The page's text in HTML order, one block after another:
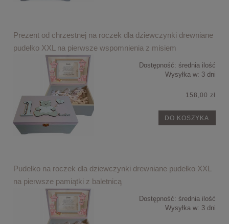
Prezent od chrzestnej na roczek dla dziewczynki drewniane
pudełko XXL na pierwsze wspomnienia z misiem
Dostępność: średnia ilość
Wysyłka w: 3 dni
158,00 zł
DO KOSZYKA
Pudełko na roczek dla dziewczynki drewniane pudełko XXL
na pierwsze pamiątki z baletnicą
Dostępność: średnia ilość
Wysyłka w: 3 dni